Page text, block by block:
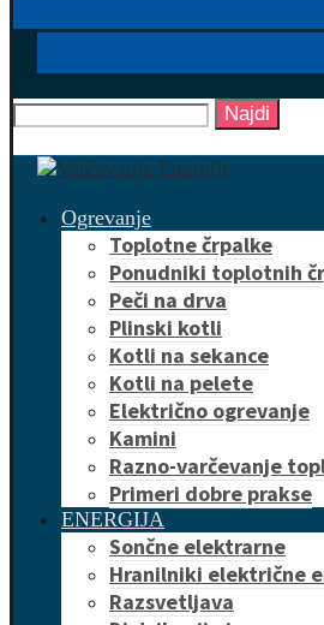
Najdi
Ogrevanje
Toplotne črpalke
Ponudniki toplotnih
Peči na drva
Plinski kotli
Kotli na sekance
Kotli na pelete
Električno ogrevanje
Kamini
Razno-varčevanje
Primeri dobre prakse
ENERGIJA
Sončne elektrarne
Hranilniki električne
Razsvetljava